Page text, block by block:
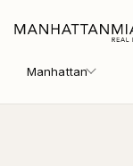
Manhattan